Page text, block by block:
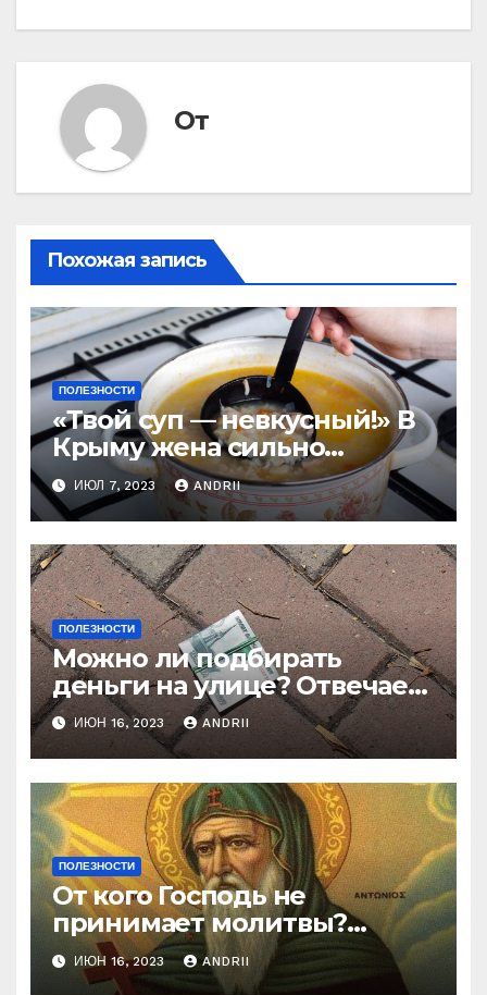
От
Похожая запись
ПОЛЕЗНОСТИ
«Твой суп — невкусный!» В
Крыму жена сильно
наказала мужа за
нелестный отзыв о её
стряпне
ИЮЛ 7, 2023 ANDRII
ПОЛЕЗНОСТИ
Можно ли подбирать
деньги на улице? Отвечает
батюшка
ИЮН 16, 2023 ANDRII
ПОЛЕЗНОСТИ
От кого Господь не
принимает молитвы?
Неожиданные слова
Ефрема Сирина
ИЮН 16, 2023 ANDRII